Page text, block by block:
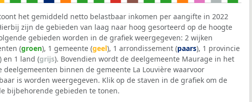
het gemiddeld netto belastbaar inkomen per aangifte in 2022
zijn de gebieden van laag naar hoog gesorteerd op de hoogte
gebieden worden in de grafiek weergegeven: 2 wijken
(groen), 1 gemeente (geel), 1 arrondissement (paars), 1 provincie
) en 1 land (grijs). Bovendien wordt de deelgemeente Maurage in het
deelgemeenten binnen de gemeente La Louvière waarvoor
is worden weergegeven. Klik op de staven in de grafiek om de
bijbehorende gebieden te tonen.